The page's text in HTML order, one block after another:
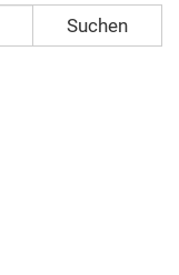
Suchen